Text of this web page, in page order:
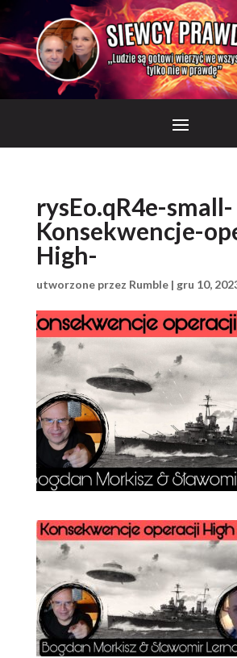
rysEo.qR4e-small-
Konsekwencje-
High-
utworzone przez Rumble| gru 10,